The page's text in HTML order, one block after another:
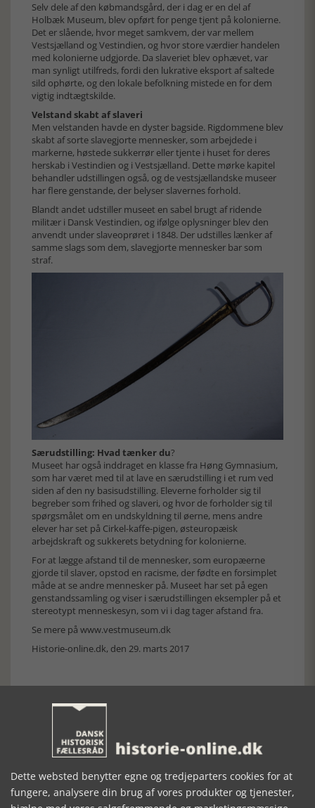
Selv dele af den købmandsgård, der i dag er en del af
Holbæk Museum, blev opført for penge tjent på kolonierne.
Det er slående, hvor meget samkvem, der var mellem
Vestsjælland og Vestindien, og hvor store værdier handelen
med kolonierne udgjorde. Da slaveriet blev ophævet, var
man synligt utilfreds, fordi den lukrative eksport af saltede
sild ophørte, og den lokale befolkning mistede en for dem
vigtig indtægtskilde.
Velstand skabt af slaveri
Men velstanden havde en dyster bagside. Rigdommene blev
skabt af sorte slavegjorte mennesker, som arbejdede i
markerne, høstede sukkerrør eller tjente i huset for deres
herskab i Vestindien og i Vestsjælland. Dette mørke kapitel
behandler udstillingen også, og de vestsjællandske museer
har flere genstande, der belyser slavernes forhold.
Blandt andet udstiller museet en sabel brugt af ridende
militær i Dansk Vestindien, og ifølge oplysninger blev den
anvendt under slaveoprøret i 1848. Der udstilles lænker af
samme slags som dem, slavegjorte mennesker bar som
straf.
Særudstilling: Hvad tænker du?
Museet har også inddraget en klasse fra Høng Gymnasium,
som har været med til at lave en særudstilling i et rum ved
siden af den ny basisudstilling. Eleverne forholder sig til
begreber som frihed og slaveri, og hvor de forholder sig til
spørgsmålet om en undskyldning til øerne, mens andre
elever har set på Cirkel-kaffe-pigen, østeuropæisk
arbejdskraft og sukkerets betydning for kolonierne.
For at lægge afstand til de mennesker, som europæerne
gjorde til slaver, opstod en racisme, der fødte en forsimplet
måde at se andre mennesker på. Museet har set på egen
genstandssamling og viser i særudstillingen eksempler på et
stereotypt menneskesyn, som vi i dag tager afstand fra.
Se mere på www.vestmuseum.dk
Historie-online.dk, den 29. marts 2017
Forrige artikel
Dette websted benytter egne og tredjeparters cookies for at
fungere, analysere din brug af vores produkter og tjenester,